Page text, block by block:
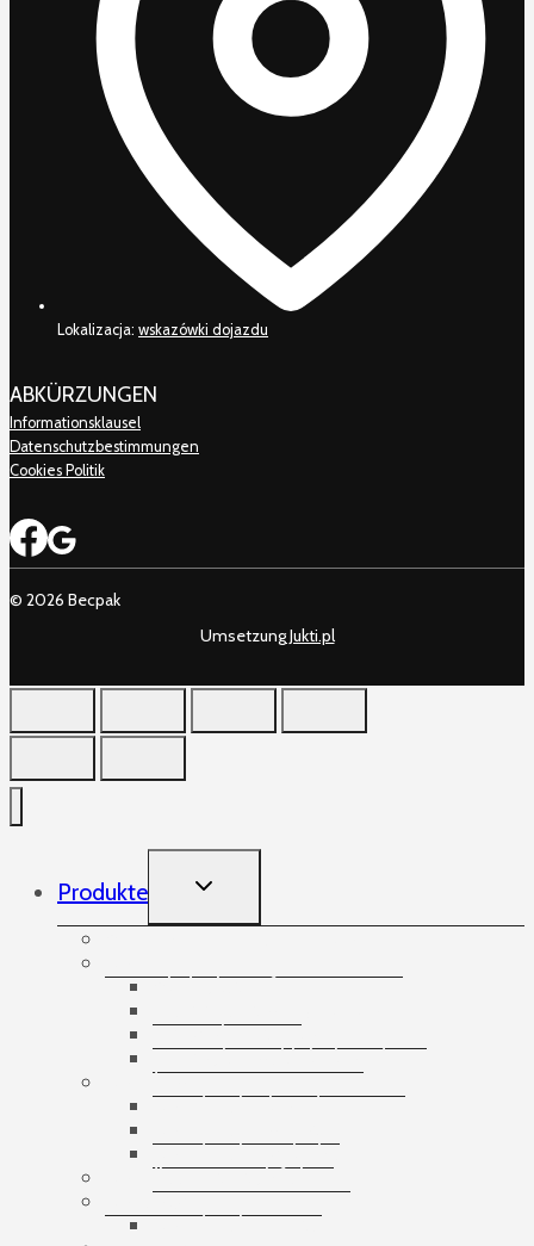
Lokalizacja: wskazówki dojazdu
ABKÜRZUNGEN
Informationsklausel
Datenschutzbestimmungen
Cookies Politik
© 2026 Becpak
UmsetzungJukti.pl
Produkte TOGGLE
CHILD
Abdeckstreifen
Spezialisierte Bänder
Verpackungsklebebänder
Banding
Banderolierbänder
Banderolierzubehör
Bandlose Stretchfolie
Bausätze
Banderolier-Sets